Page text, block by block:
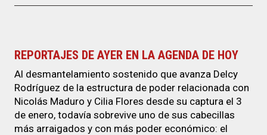
REPORTAJES DE AYER EN LA AGENDA DE HOY
Al desmantelamiento sostenido que avanza Delcy
Rodríguez de la estructura de poder relacionada con
Nicolás Maduro y Cilia Flores desde su captura el 3
de enero, todavía sobrevive uno de sus cabecillas
más arraigados y con más poder económico: el